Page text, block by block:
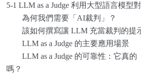
5-1 LLM as a Judge 利用大型語言模型
為何我們需要「AI裁判」？
該如何撰寫讓 LLM 充當裁判的提示
LLM as a Judge 的主要應用場景
LLM as a Judge 的可靠性：它真的
嗎？